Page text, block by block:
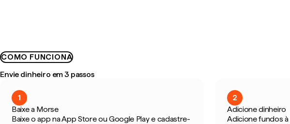
COMO FUNCIONA
Envie dinheiro em 3 passos
1
Baixe a Morse
Baixe o app na App Store ou Google Play e cadastre-
2
Adicione dinheiro
Adicione fundos à